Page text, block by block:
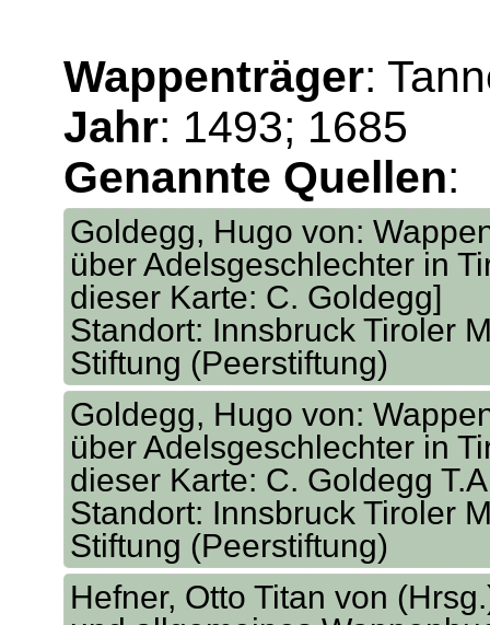
Wappenträger:
Jahr: 1493; 1685
Genannte Quellen:
Goldegg, Hugo von:
über Adelsgeschlechter in
dieser Karte: C. Goldegg]
Standort: Innsbruck Tiroler
Stiftung (Peerstiftung)
Goldegg, Hugo von:
über Adelsgeschlechter in
dieser Karte: C. Goldegg
Standort: Innsbruck Tiroler
Stiftung (Peerstiftung)
Hefner, Otto Titan von